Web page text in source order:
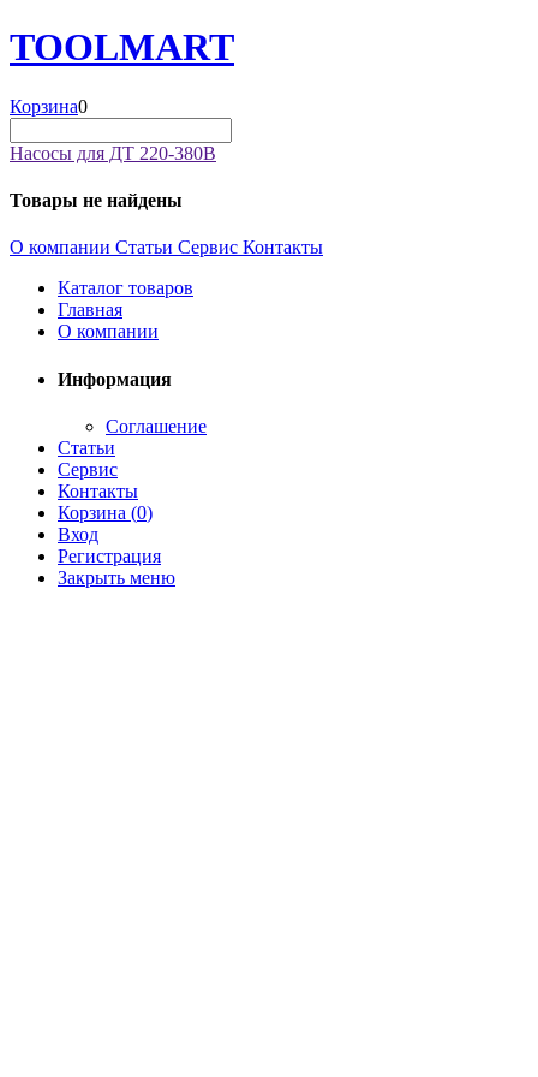
TOOLMART
Корзина0
Насосы для ДТ 220-380В
Товары не найдены
О компании Статьи Сервис Контакты
Каталог товаров
Главная
О компании
Информация
Соглашение
Статьи
Сервис
Контакты
Корзина (0)
Вход
Регистрация
Закрыть меню